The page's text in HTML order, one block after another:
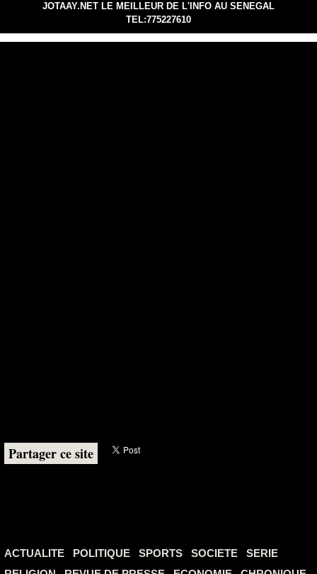
JOTAAY.NET LE MEILLEUR DE L'INFO AU SENEGAL
TEL:775227610
Partager ce site
ACTUALITE POLITIQUE SPORTS SOCIETE
SERIE